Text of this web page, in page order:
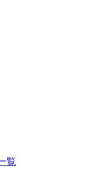
覧